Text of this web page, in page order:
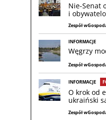
Nie-Senat
i
Zespół
INFORMACJE
Węgrzy
Zespół
INFORMACJE
O krok od
ukraiński
Zespół